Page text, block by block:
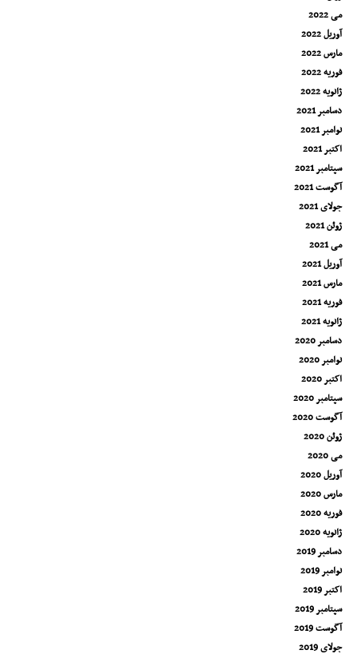
می 2022
آوریل 2022
مارس 2022
فوریه 2022
ژانویه 2022
دسامبر 2021
نوامبر 2021
اکتبر 2021
سپتامبر 2021
آگوست 2021
جولای 2021
ژوئن 2021
می 2021
آوریل 2021
مارس 2021
فوریه 2021
ژانویه 2021
دسامبر 2020
نوامبر 2020
اکتبر 2020
سپتامبر 2020
آگوست 2020
ژوئن 2020
می 2020
آوریل 2020
مارس 2020
فوریه 2020
ژانویه 2020
دسامبر 2019
نوامبر 2019
اکتبر 2019
سپتامبر 2019
آگوست 2019
جولای 2019